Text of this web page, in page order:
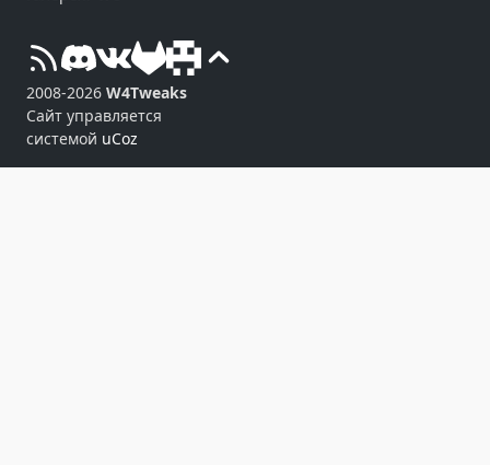
2008-2026 W4Tweaks
Сайт управляется
системой uCoz